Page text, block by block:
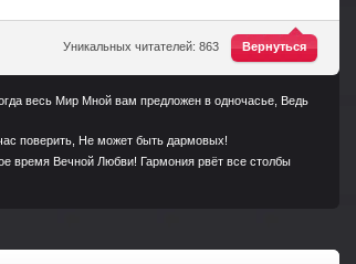
Вернуться
Уникальных читателей: 863
весь Мир Мной вам предложен в одночасье, Ведь
поверить, Не может быть дармовых!
время Вечной Любви! Гармония рвёт все столбы